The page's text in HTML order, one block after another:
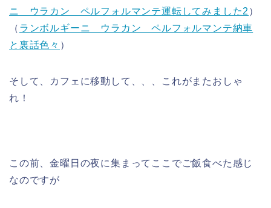
ニ ウラカン ペルフォルマンテ運転してみました2 ）
（ ランボルギーニ ウラカン ペルフォルマンテ納車
と裏話色々 ）
そして、カフェに移動して、、、これがまたおしゃ
れ！
この前、金曜日の夜に集まってここでご飯食べた感じ
なのですが